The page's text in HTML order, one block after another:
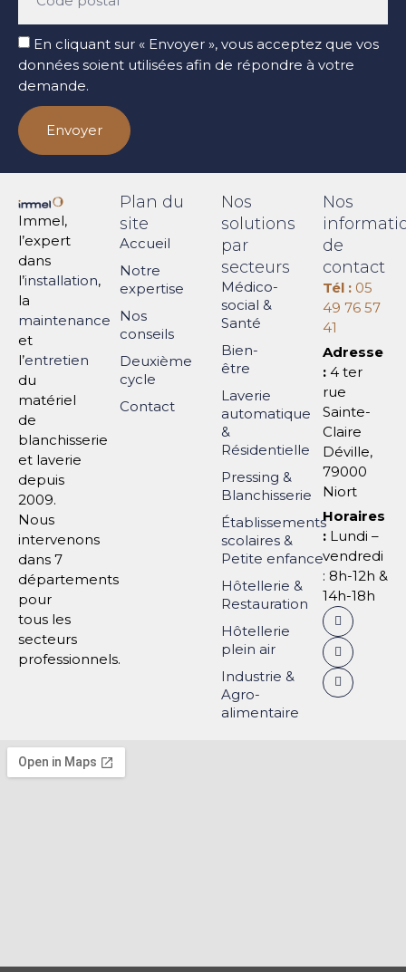
En cliquant sur « Envoyer », vous acceptez que vos
données soient utilisées afin de répondre à votre
demande.
Envoyer
Immel,
l’expert
dans
l’installation,
la
maintenance
et
l’entretien
du
matériel
de
blanchisserie
et laverie
depuis
2009.
Nous
intervenons
dans 7
départements
pour
tous les
secteurs
professionnels.
Plan du
site
Accueil
Notre
expertise
Nos
conseils
Deuxième
cycle
Contact
Nos
solutions
par
secteurs
Médico-
social &
Santé
Bien-
être
Laverie
automatique
&
Résidentielle
Pressing &
Blanchisserie
Établissements
scolaires &
Petite enfance
Hôtellerie &
Restauration
Hôtellerie
plein air
Industrie &
Agro-
alimentaire
Nos
de
contact
Tél : 05
49 76 57
41
Adresse
: 4 ter
rue
Sainte-
Claire
Déville,
79000
Niort
Horaires
: Lundi –
vendredi
: 8h-12h &
14h-18h